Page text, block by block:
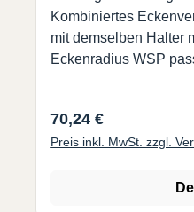
Kombiniertes
mit demselben Halter
Eckenradius WSP
Gusseisen.• WSP
Regulärer Preis:
70,24 €
Preis inkl. MwSt. zzgl.